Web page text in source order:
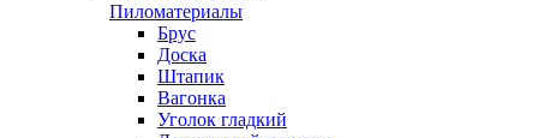
Пиломатериалы
Брус
Доска
Штапик
Вагонка
Уголок гладкий